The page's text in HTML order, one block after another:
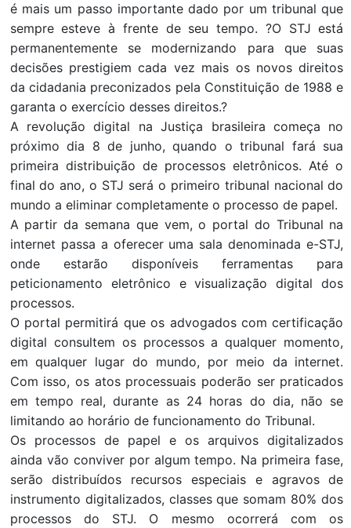
é mais um passo importante dado por um tribunal que
sempre esteve à frente de seu tempo. ?O STJ está
permanentemente se modernizando para que suas
decisões prestigiem cada vez mais os novos direitos
da cidadania preconizados pela Constituição de 1988 e
garanta o exercício desses direitos.?
A revolução digital na Justiça brasileira começa no
próximo dia 8 de junho, quando o tribunal fará sua
primeira distribuição de processos eletrônicos. Até o
final do ano, o STJ será o primeiro tribunal nacional do
mundo a eliminar completamente o processo de papel.
A partir da semana que vem, o portal do Tribunal na
internet passa a oferecer uma sala denominada e-STJ,
onde estarão disponíveis ferramentas para
peticionamento eletrônico e visualização digital dos
processos.
O portal permitirá que os advogados com certificação
digital consultem os processos a qualquer momento,
em qualquer lugar do mundo, por meio da internet.
Com isso, os atos processuais poderão ser praticados
em tempo real, durante as 24 horas do dia, não se
limitando ao horário de funcionamento do Tribunal.
Os processos de papel e os arquivos digitalizados
ainda vão conviver por algum tempo. Na primeira fase,
serão distribuídos recursos especiais e agravos de
instrumento digitalizados, classes que somam 80% dos
processos do STJ. O mesmo ocorrerá com os